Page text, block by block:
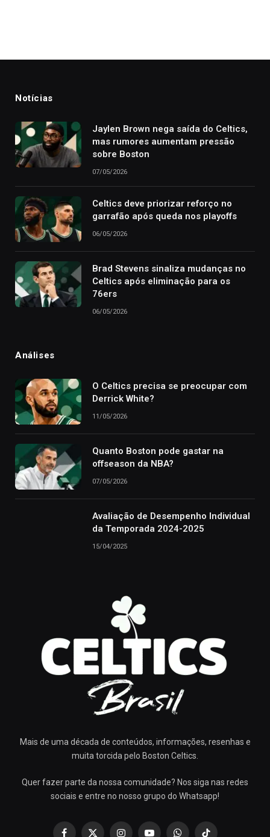
Notícias
Jaylen Brown nega saída do Celtics,
mas rumores aumentam pressão
sobre Boston
07/05/2026
Celtics deve priorizar reforço no
garrafão após queda nos playoffs
06/05/2026
Brad Stevens sinaliza mudanças no
Celtics após eliminação para os
76ers
06/05/2026
Análises
O Celtics precisa se preocupar com
Derrick White?
11/05/2026
Quanto Boston pode gastar na
offseason da NBA?
07/05/2026
Avaliação de Desempenho Individual
da Temporada 2024-2025
15/04/2025
Mais de uma década de conteúdos, informações, resenhas e
muita torcida pelo Boston Celtics.
Quer fazer parte da nossa comunidade? Nos siga nas redes
sociais e entre no nosso grupo do Whatsapp!